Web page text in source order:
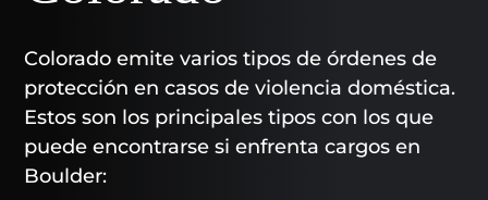
Colorado emite varios tipos de órdenes de
protección en casos de violencia doméstica.
Estos son los principales tipos con los que
puede encontrarse si enfrenta cargos en
Boulder: